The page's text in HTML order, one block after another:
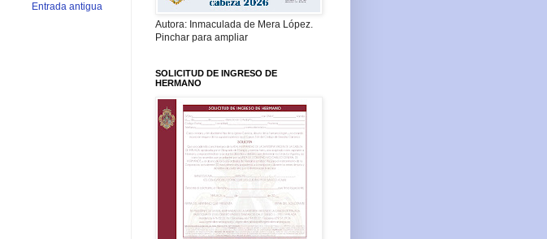
Entrada antigua
Autora: Inmaculada de Mera López.
Pinchar para ampliar
SOLICITUD DE INGRESO DE
HERMANO